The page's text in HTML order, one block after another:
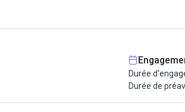
accès à une salle de réunion, une bulle
d’un mois, un dépôt de garantie équivalent à
Durée
Durée de